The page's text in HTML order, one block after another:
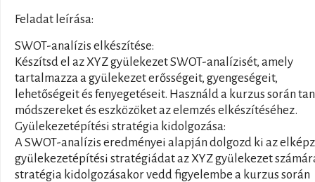
Feladat leírása:
SWOT-analízis elkészítése:
Készítsd el az XYZ gyülekezet SWOT-analízisét, amely
tartalmazza a gyülekezet erősségeit, gyengeségeit,
lehetőségeit és fenyegetéseit. Használd a kurzus során
módszereket és eszközöket az elemzés elkészítéséhez.
Gyülekezetépítési stratégia kidolgozása:
A SWOT-analízis eredményei alapján dolgozd ki az
gyülekezetépítési stratégiádat az XYZ gyülekezet
stratégia kidolgozásakor vedd figyelembe a kurzus során